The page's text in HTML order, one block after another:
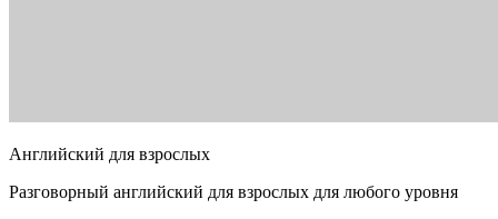
Английский для взрослых
Разговорный английский для взрослых для любого уровня